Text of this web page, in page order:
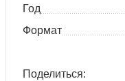
Год
Формат
Поделиться: